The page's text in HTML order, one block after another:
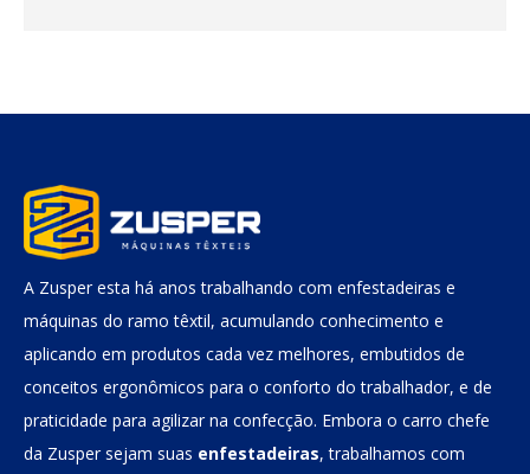
A Zusper esta há anos trabalhando com enfestadeiras e
máquinas do ramo têxtil, acumulando conhecimento e
aplicando em produtos cada vez melhores, embutidos de
conceitos ergonômicos para o conforto do trabalhador, e de
praticidade para agilizar na confecção. Embora o carro chefe
da Zusper sejam suas enfestadeiras, trabalhamos com